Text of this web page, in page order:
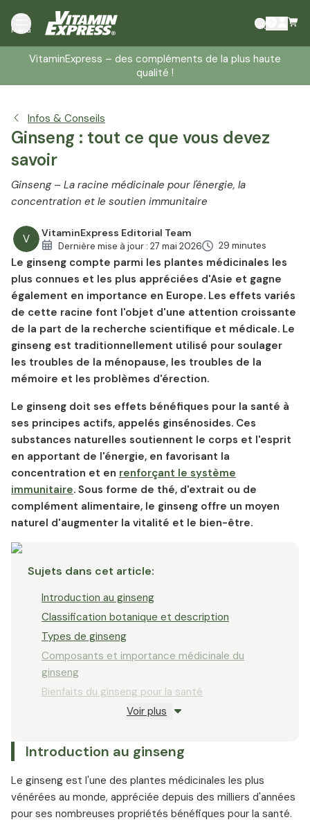
Menu
VitaminExpress – des compléments de la plus haute
qualité !
Infos & Conseils
Ginseng : tout ce que vous devez
savoir
Ginseng – La racine médicinale pour l'énergie, la
concentration et le soutien immunitaire
V VitaminExpress Editorial Team
Dernière mise à jour : 27 mai 2026 29 minutes
Le ginseng compte parmi les plantes médicinales les
plus connues et les plus appréciées d'Asie et gagne
également en importance en Europe. Les effets variés
de cette racine font l'objet d'une attention croissante
de la part de la recherche scientifique et médicale. Le
ginseng est traditionnellement utilisé pour soulager
les troubles de la ménopause, les troubles de la
mémoire et les problèmes d'érection.
Le ginseng doit ses effets bénéfiques pour la santé à
ses principes actifs, appelés ginsénosides. Ces
substances naturelles soutiennent le corps et l'esprit
en apportant de l'énergie, en favorisant la
concentration et en renforçant le système
immunitaire. Sous forme de thé, d'extrait ou de
complément alimentaire, le ginseng offre un moyen
naturel d'augmenter la vitalité et le bien-être.
Sujets dans cet article:
Introduction au ginseng
Classification botanique et description
Types de ginseng
Composants et importance médicinale du
ginseng
Bienfaits du ginseng pour la santé
ginseng
Effets secondaires du ginseng
Interactions du ginseng
Voir plus
Introduction au ginseng
Types de ginseng
Composants et importance médicinale du ginseng
Effet du ginseng
Concentration et performances grâce au ginseng
Posologie et utilisation du ginseng
Effets secondaires du ginseng
Interactions du ginseng
Introduction au ginseng
Le ginseng est l'une des plantes médicinales les plus
vénérées au monde, appréciée depuis des milliers d'années
pour ses nombreuses propriétés bénéfiques pour la santé.